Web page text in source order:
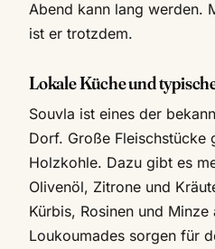
Abend kann lang werden.
ist er trotzdem.
Lokale Küche und
Souvla ist eines der
Dorf. Große Fleischstücke
Holzkohle. Dazu gibt es
Olivenöl, Zitrone und
Kürbis, Rosinen und Minze
Loukoumades sorgen für